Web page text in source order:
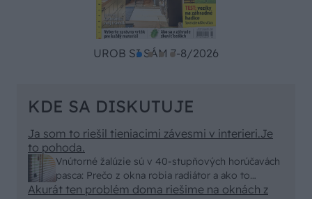
UROB SI SÁM 7-8/2026
KDE SA DISKUTUJE
Vnútorné žalúzie sú v 40-stupňových horúčavách
pasca: Prečo z okna robia radiátor a ako to
vyriešiť za pár eur?
Ja som to riešil tieniacimi závesmi v interieri.Je
to pohoda.
Akurát ten problém doma riešime na oknách z